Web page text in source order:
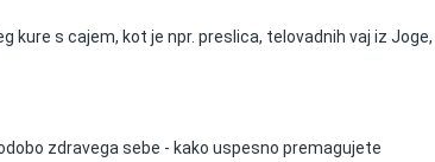
kure s cajem, kot je npr. preslica, telovadnih vaj iz Joge,
zdravega sebe - kako uspesno premagujete